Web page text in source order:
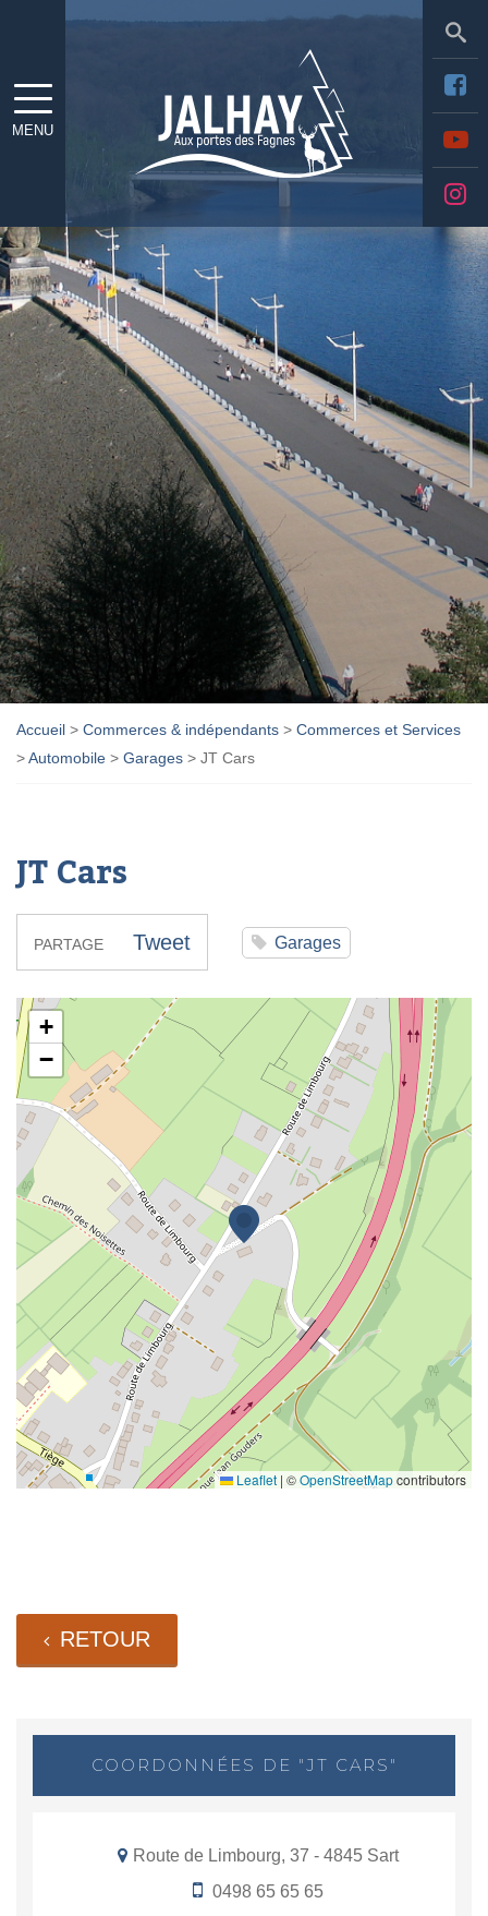
MENU
Accueil > Commerces & indépendants > Commerces et Services
>Automobile > Garages > JT Cars
JT Cars
PARTAGE Tweet Garages
JT Cars
+
−
Leaflet | ©OpenStreetMapcontributors
RETOUR
COORDONNÉES DE "JT CARS"
Route de Limbourg, 37 - 4845 Sart
0498 65 65 65